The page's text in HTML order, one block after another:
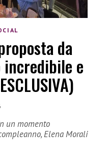
da
incredibile e
un momento
Elena Morali